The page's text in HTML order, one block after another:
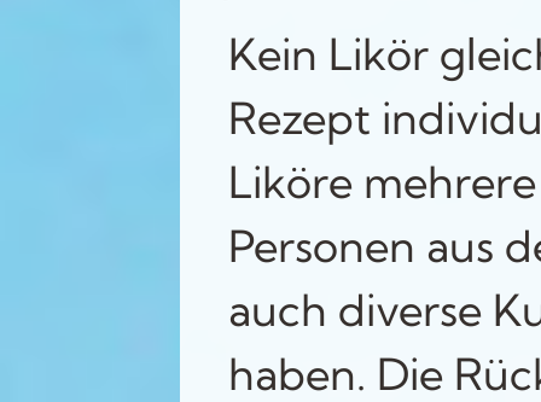
Kein Likör
Rezept
Liköre
Personen aus
auch diverse
haben. Die